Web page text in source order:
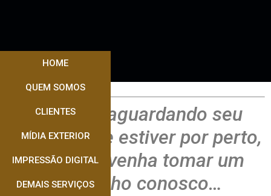
HOME
QUEM SOMOS
CLIENTES
MÍDIA EXTERIOR
IMPRESSÃO DIGITAL
DEMAIS SERVIÇOS
Estamos aguardando seu
contato e se estiver por perto,
por favor venha tomar um
cafezinho conosco…